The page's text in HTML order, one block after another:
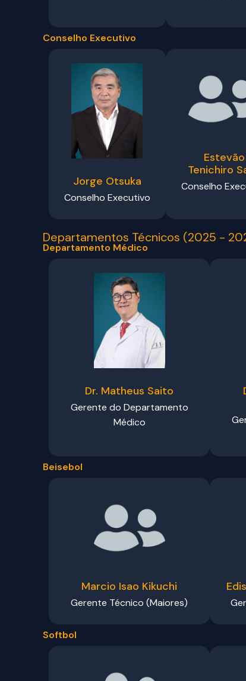
Conselho Executivo
Jorge Otsuka
Conselho Executivo
Estevão
Tenichiro
Conselho
Departamentos Técnicos (2025 -
Departamento Médico
Dr. Matheus Saito
Gerente do Departamento
Médico
Beisebol
Marcio Isao Kikuchi
Gerente Técnico (Maiores)
Softbol